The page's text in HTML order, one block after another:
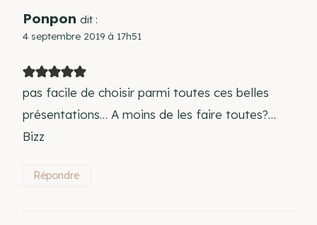
Ponpon dit :
4 septembre 2019 à 17h51
pas facile de choisir parmi toutes ces belles
présentations… A moins de les faire toutes?…
Bizz
Répondre